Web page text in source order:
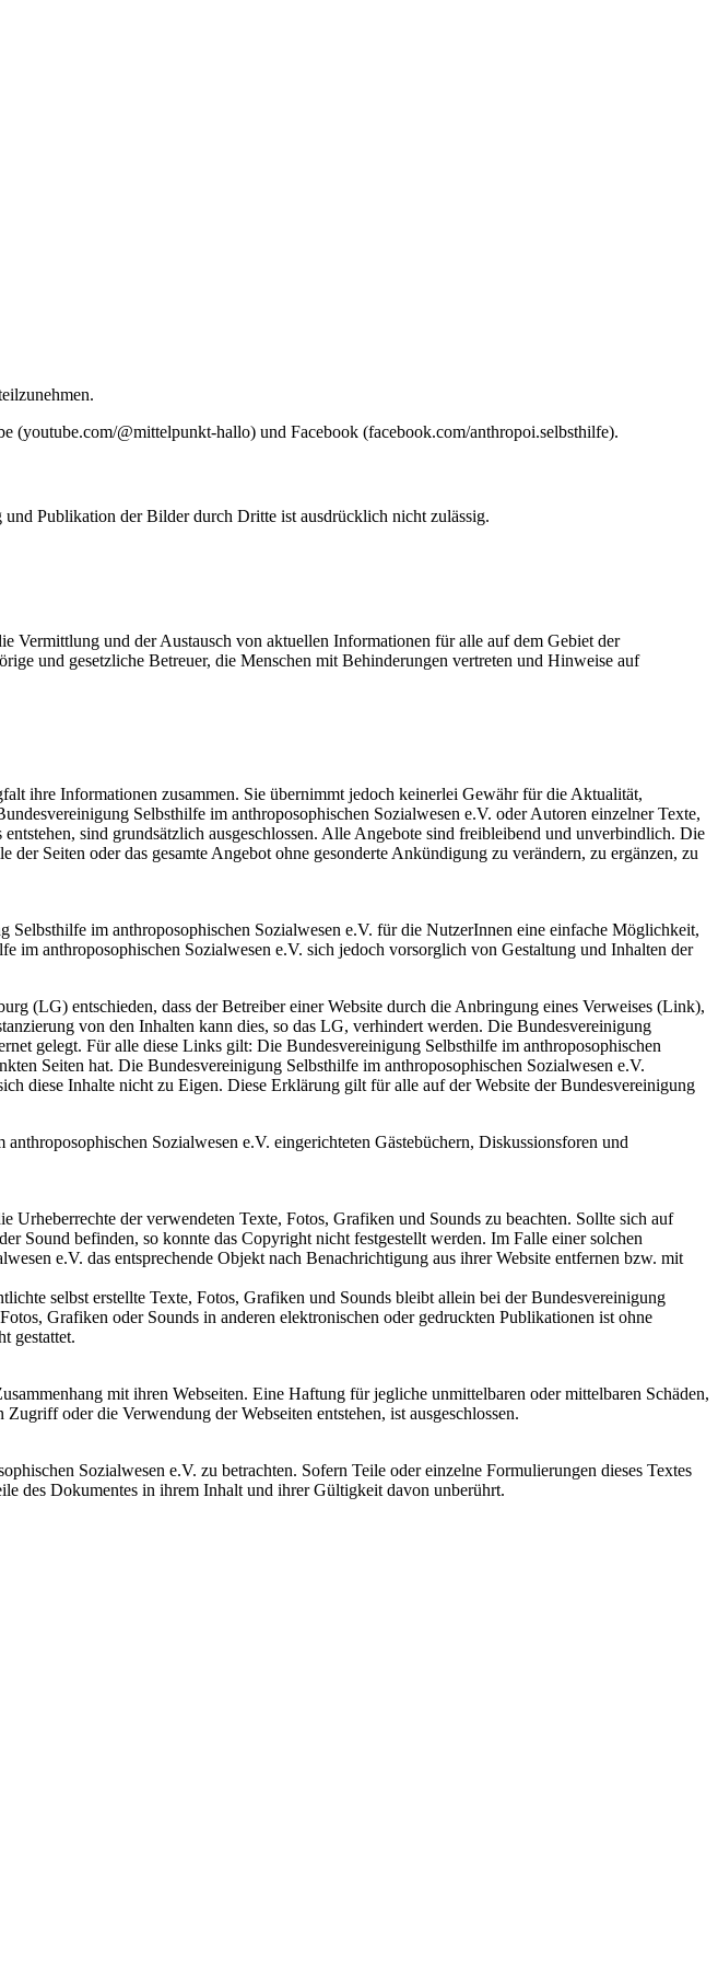
(youtube.com/@mittelpunkt-hallo) und Facebook (facebook.com/anthropoi.selbsthilfe).
Publikation der Bilder durch Dritte ist ausdrücklich nicht zulässig.
Vermittlung und der Austausch von aktuellen Informationen für alle auf dem Gebiet der
und gesetzliche Betreuer, die Menschen mit Behinderungen vertreten und Hinweise auf
ihre Informationen zusammen. Sie übernimmt jedoch keinerlei Gewähr für die Aktualität,
Selbsthilfe im anthroposophischen Sozialwesen e.V. oder Autoren einzelner Texte,
sind grundsätzlich ausgeschlossen. Alle Angebote sind freibleibend und unverbindlich. Die
Seiten oder das gesamte Angebot ohne gesonderte Ankündigung zu verändern, zu ergänzen, zu
im anthroposophischen Sozialwesen e.V. für die NutzerInnen eine einfache Möglichkeit,
im anthroposophischen Sozialwesen e.V. sich jedoch vorsorglich von Gestaltung und Inhalten der
(LG) entschieden, dass der Betreiber einer Website durch die Anbringung eines Verweises (Link),
von den Inhalten kann dies, so das LG, verhindert werden. Die Bundesvereinigung
gelegt. Für alle diese Links gilt: Die Bundesvereinigung Selbsthilfe im anthroposophischen
Seiten hat. Die Bundesvereinigung Selbsthilfe im anthroposophischen Sozialwesen e.V.
diese Inhalte nicht zu Eigen. Diese Erklärung gilt für alle auf der Website der Bundesvereinigung
Sozialwesen e.V. eingerichteten Gästebüchern, Diskussionsforen und
der verwendeten Texte, Fotos, Grafiken und Sounds zu beachten. Sollte sich auf
Sound befinden, so konnte das Copyright nicht festgestellt werden. Im Falle einer solchen
e.V. das entsprechende Objekt nach Benachrichtigung aus ihrer Website entfernen bzw. mit
selbst erstellte Texte, Fotos, Grafiken und Sounds bleibt allein bei der Bundesvereinigung
Grafiken oder Sounds in anderen elektronischen oder gedruckten Publikationen ist ohne
gestattet.
mit ihren Webseiten. Eine Haftung für jegliche unmittelbaren oder mittelbaren Schäden,
oder die Verwendung der Webseiten entstehen, ist ausgeschlossen.
Sozialwesen e.V. zu betrachten. Sofern Teile oder einzelne Formulierungen dieses Textes
des Dokumentes in ihrem Inhalt und ihrer Gültigkeit davon unberührt.